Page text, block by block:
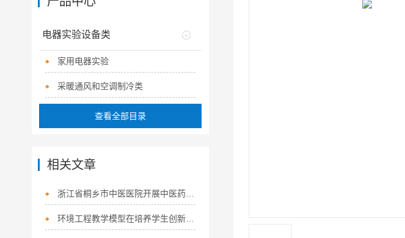
电器实验设备类
家用电器实验
采暖通风和空调制冷类
查看全部目录
相关文章
浙江省桐乡市中医医院开展中医药知识竞赛
环境工程教学模型在培养学生创新思维方面具有重要作用